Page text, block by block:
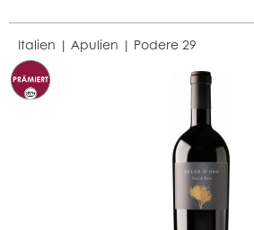
Italien | Apulien | Podere 29